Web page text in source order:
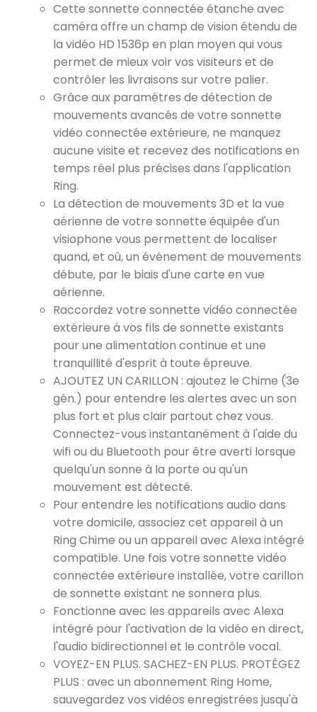
Cette sonnette connectée étanche avec
caméra offre un champ de vision étendu de
la vidéo HD 1536p en plan moyen qui vous
permet de mieux voir vos visiteurs et de
contrôler les livraisons sur votre palier.
Grâce aux paramètres de détection de
mouvements avancés de votre sonnette
vidéo connectée extérieure, ne manquez
aucune visite et recevez des notifications en
temps réel plus précises dans l'application
Ring.
La détection de mouvements 3D et la vue
aérienne de votre sonnette équipée d'un
visiophone vous permettent de localiser
quand, et où, un événement de mouvements
débute, par le biais d'une carte en vue
aérienne.
Raccordez votre sonnette vidéo connectée
extérieure à vos fils de sonnette existants
pour une alimentation continue et une
tranquillité d'esprit à toute épreuve.
AJOUTEZ UN CARILLON : ajoutez le Chime (3e
gén.) pour entendre les alertes avec un son
plus fort et plus clair partout chez vous.
Connectez-vous instantanément à l'aide du
wifi ou du Bluetooth pour être averti lorsque
quelqu'un sonne à la porte ou qu'un
mouvement est détecté.
Pour entendre les notifications audio dans
votre domicile, associez cet appareil à un
Ring Chime ou un appareil avec Alexa intégré
compatible. Une fois votre sonnette vidéo
connectée extérieure installée, votre carillon
de sonnette existant ne sonnera plus.
Fonctionne avec les appareils avec Alexa
intégré pour l'activation de la vidéo en direct,
l'audio bidirectionnel et le contrôle vocal.
VOYEZ-EN PLUS. SACHEZ-EN PLUS. PROTÉGEZ
PLUS : avec un abonnement Ring Home,
sauvegardez vos vidéos enregistrées jusqu'à